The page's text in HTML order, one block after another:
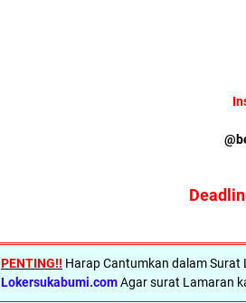
PENTING!! Harap Cantumkan dalam
Lokersukabumi.comAgar surat Lamaran